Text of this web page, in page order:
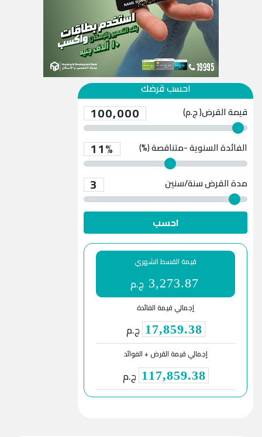
احسب قرضك
قيمة القرض( ج.م) 100,000
الفائدة السنوية -متناقصة (%) 11%
مدة القرض 3 سنة/سنين
احسب
قيمة القسط الشهري
3,273.87 ج.م
إجمالي قيمة الفائدة
17,859.38 ج.م
إجمالي قيمة القرض + الفوائد
117,859.38 ج.م